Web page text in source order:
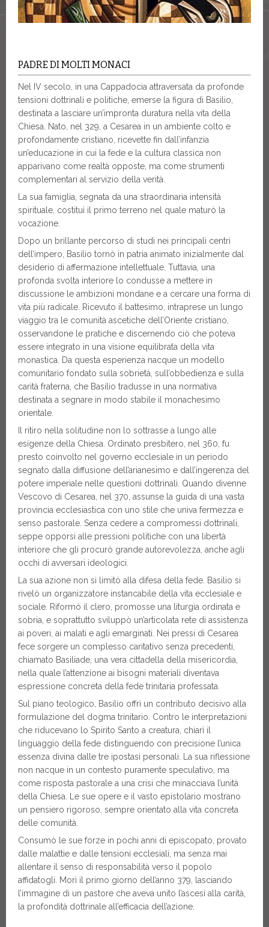
PADRE DI MOLTI MONACI
Nel IV secolo, in una Cappadocia attraversata da profonde
tensioni dottrinali e politiche, emerse la figura di Basilio,
destinata a lasciare un’impronta duratura nella vita della
Chiesa. Nato, nel 329, a Cesarea in un ambiente colto e
profondamente cristiano, ricevette fin dall’infanzia
un’educazione in cui la fede e la cultura classica non
apparivano come realtà opposte, ma come strumenti
complementari al servizio della verità.
La sua famiglia, segnata da una straordinaria intensità
spirituale, costituì il primo terreno nel quale maturò la
vocazione.
Dopo un brillante percorso di studi nei principali centri
dell’impero, Basilio tornò in patria animato inizialmente dal
desiderio di affermazione intellettuale. Tuttavia, una
profonda svolta interiore lo condusse a mettere in
discussione le ambizioni mondane e a cercare una forma di
vita più radicale. Ricevuto il battesimo, intraprese un lungo
viaggio tra le comunità ascetiche dell’Oriente cristiano,
osservandone le pratiche e discernendo ciò che poteva
essere integrato in una visione equilibrata della vita
monastica. Da questa esperienza nacque un modello
comunitario fondato sulla sobrietà, sull’obbedienza e sulla
carità fraterna, che Basilio tradusse in una normativa
destinata a segnare in modo stabile il monachesimo
orientale.
Il ritiro nella solitudine non lo sottrasse a lungo alle
esigenze della Chiesa. Ordinato presbitero, nel 360, fu
presto coinvolto nel governo ecclesiale in un periodo
segnato dalla diffusione dell’arianesimo e dall’ingerenza del
potere imperiale nelle questioni dottrinali. Quando divenne
Vescovo di Cesarea, nel 370, assunse la guida di una vasta
provincia ecclesiastica con uno stile che univa fermezza e
senso pastorale. Senza cedere a compromessi dottrinali,
seppe opporsi alle pressioni politiche con una libertà
interiore che gli procurò grande autorevolezza, anche agli
occhi di avversari ideologici.
La sua azione non si limitò alla difesa della fede. Basilio si
rivelò un organizzatore instancabile della vita ecclesiale e
sociale. Riformò il clero, promosse una liturgia ordinata e
sobria, e soprattutto sviluppò un’articolata rete di assistenza
ai poveri, ai malati e agli emarginati. Nei pressi di Cesarea
fece sorgere un complesso caritativo senza precedenti,
chiamato Basiliade, una vera cittadella della misericordia,
nella quale l’attenzione ai bisogni materiali diventava
espressione concreta della fede trinitaria professata.
Sul piano teologico, Basilio offrì un contributo decisivo alla
formulazione del dogma trinitario. Contro le interpretazioni
che riducevano lo Spirito Santo a creatura, chiarì il
linguaggio della fede distinguendo con precisione l’unica
essenza divina dalle tre ipostasi personali. La sua riflessione
non nacque in un contesto puramente speculativo, ma
come risposta pastorale a una crisi che minacciava l’unità
della Chiesa. Le sue opere e il vasto epistolario mostrano
un pensiero rigoroso, sempre orientato alla vita concreta
delle comunità.
Consumò le sue forze in pochi anni di episcopato, provato
dalle malattie e dalle tensioni ecclesiali, ma senza mai
allentare il senso di responsabilità verso il popolo
affidatogli. Morì il primo giorno dell’anno 379, lasciando
l’immagine di un pastore che aveva unito l’ascesi alla carità,
la profondità dottrinale all’efficacia dell’azione.